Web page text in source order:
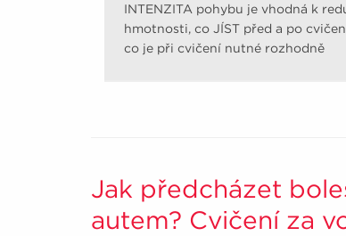
INTENZITA pohybu je vhodná k
hmotnosti, co JÍST před a po
co je při cvičení nutné rozhodně
Jak předcházet
autem? Cvičení za